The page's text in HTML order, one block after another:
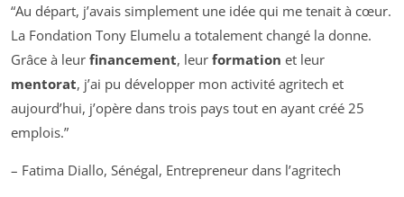
“Au départ, j’avais simplement une idée qui me tenait à cœur.
La Fondation Tony Elumelu a totalement changé la donne.
Grâce à leur financement, leur formation et leur
mentorat, j’ai pu développer mon activité agritech et
aujourd’hui, j’opère dans trois pays tout en ayant créé 25
emplois.”
– Fatima Diallo, Sénégal, Entrepreneur dans l’agritech